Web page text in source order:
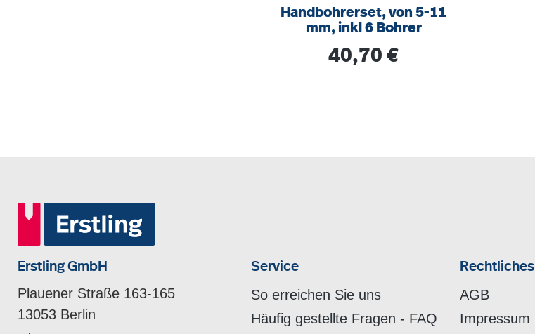
Handbohrerset, von 5-11
mm, inkl 6 Bohrer
Regulärer Preis:
40,70 €
Erstling GmbH
Plauener Straße 163-165
13053 Berlin
Service
So erreichen Sie uns
Häufig gestellte Fragen - FAQ
Rechtliches
AGB
Impressum